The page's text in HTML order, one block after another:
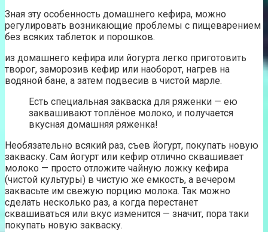
Зная эту особенность домашнего кефира, можно
регулировать возникающие проблемы с пищеварением
без всяких таблеток и порошков.
из домашнего кефира или йогурта легко приготовить
творог, заморозив кефир или наоборот, нагрев на
водяной бане, а затем подвесив в чистой марле.
Есть специальная закваска для ряженки — ею
заквашивают топлёное молоко, и получается
вкусная домашняя ряженка!
Необязательно всякий раз, съев йогурт, покупать новую
закваску. Сам йогурт или кефир отлично сквашивает
молоко — просто отложите чайную ложку кефира
(чистой культуры) в чистую же емкость, а вечером
заквасьте им свежую порцию молока. Так можно
сделать несколько раз, а когда перестанет
сквашиваться или вкус изменится — значит, пора таки
покупать новую закваску.